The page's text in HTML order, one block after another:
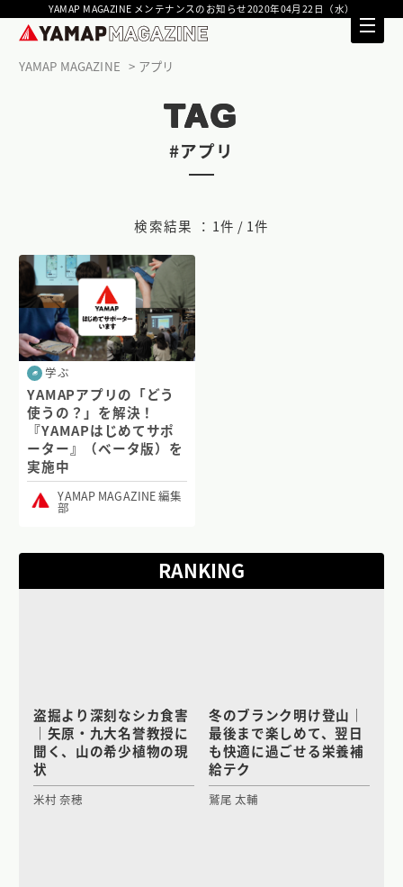
YAMAP MAGAZINE メンテナンスのお知らせ2020年04月22日（水）
YAMAP MAGAZINE アプリ
TAG
#アプリ
検索結果 ： 1件 / 1件
学ぶ
YAMAPアプリの「どう
使うの？」を解決！
『YAMAPはじめてサポ
ーター』（ベータ版）を
実施中
YAMAP MAGAZINE 編集
部
RANKING
盗掘より深刻なシカ食害
｜矢原・九大名誉教授に
聞く、山の希少植物の現
状
米村 奈穂
冬のブランク明け登山｜
最後まで楽しめて、翌日
も快適に過ごせる栄養補
給テク
鷲尾 太輔